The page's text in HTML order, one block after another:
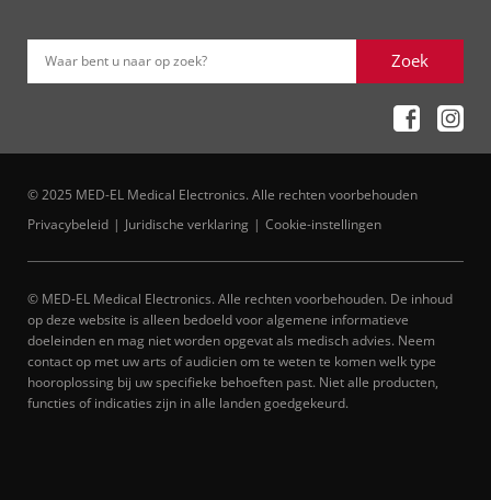
Waar bent u naar op zoek? Zoek
© 2025 MED-EL Medical Electronics. Alle rechten voorbehouden
Privacybeleid
Juridische verklaring Cookie-instellingen
© MED-EL Medical Electronics. Alle rechten voorbehouden. De inhoud
op deze website is alleen bedoeld voor algemene informatieve
doeleinden en mag niet worden opgevat als medisch advies. Neem
contact op met uw arts of audicien om te weten te komen welk type
hooroplossing bij uw specifieke behoeften past. Niet alle producten,
functies of indicaties zijn in alle landen goedgekeurd.